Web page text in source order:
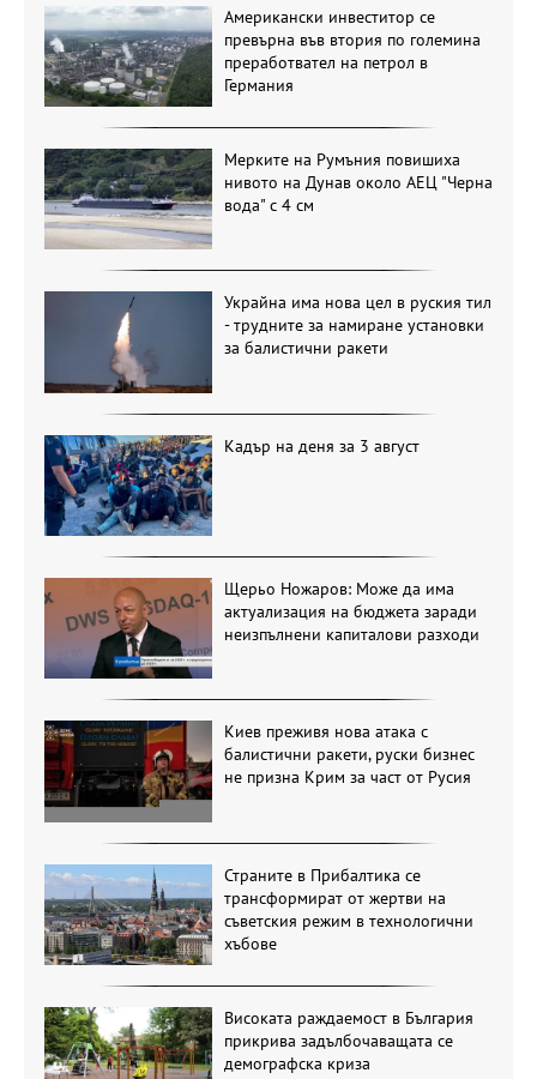
Американски инвеститор се
превърна във втория по големина
преработвател на петрол в
Германия
Мерките на Румъния повишиха
нивото на Дунав около АЕЦ "Черна
вода" с 4 см
Украйна има нова цел в руския тил
- трудните за намиране установки
за балистични ракети
Кадър на деня за 3 август
Щерьо Ножаров: Може да има
актуализация на бюджета заради
неизпълнени капиталови разходи
Киев преживя нова атака с
балистични ракети, руски бизнес
не призна Крим за част от Русия
Страните в Прибалтика се
трансформират от жертви на
съветския режим в технологични
хъбове
Високата раждаемост в България
прикрива задълбочаващата се
демографска криза